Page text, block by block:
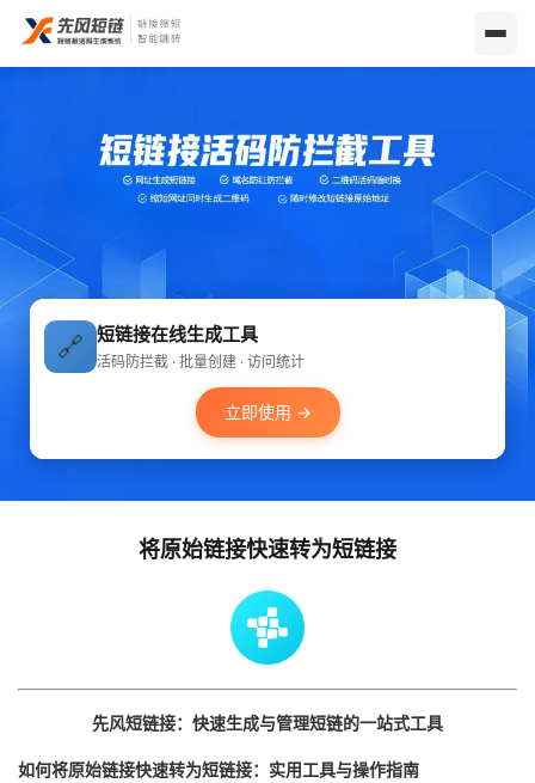
🔗 短链接在线生成工具
活码防拦截 · 批量创建 · 访问统计
立即使用 →
将原始链接快速转为短链接
先风短链接：快速生成与管理短链的一站式工具
如何将原始链接快速转为短链接：实用工具与操作指南